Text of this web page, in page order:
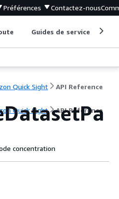
Préférences Contactez-nous
Guides de service
Quick Sight API Reference
Quick Sight API Reference
concentration